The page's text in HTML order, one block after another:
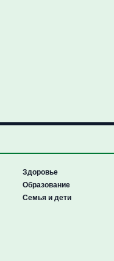
Здоровье
Образование
Семья и дети